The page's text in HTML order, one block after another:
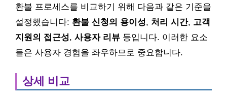
환불 프로세스를 비교하기 위해 다음과 같은 기준을
설정했습니다: 환불 신청의 용이성, 처리 시간, 고객
지원의 접근성, 사용자 리뷰 등입니다. 이러한 요소
들은 사용자 경험을 좌우하므로 중요합니다.
상세 비교